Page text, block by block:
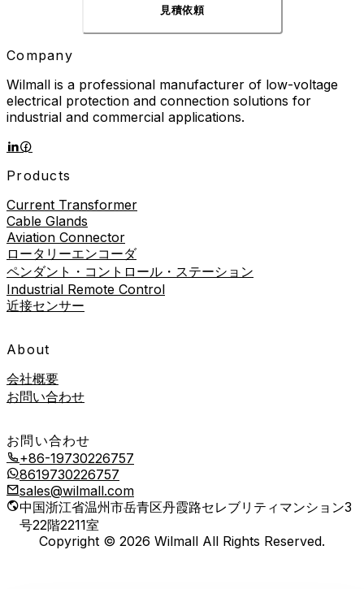
見積依頼
Company
Wilmall is a professional manufacturer of low-voltage
electrical protection and connection solutions for
industrial and commercial applications.
Products
Current Transformer
Cable Glands
Aviation Connector
ロータリーエンコーダ
ペンダント・コントロール・ステーション
Industrial Remote Control
近接センサー
About
会社概要
お問い合わせ
お問い合わせ
+86-19730226757
8619730226757
sales@wilmall.com
中国浙江省温州市岳青区丹霞路セレブリティマンション3
号22階2211室
Copyright © 2026 Wilmall All Rights Reserved.